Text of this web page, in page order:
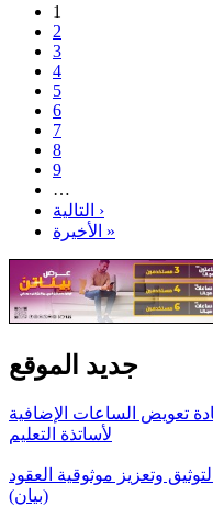
1
2
3
4
5
6
7
8
9
…
التالية ›
الأخيرة »
جديد الموقع
تعويض الساعات الإضافية
لأساتذة التعليم
وتعزيز موثوقية العقود
(بيان)